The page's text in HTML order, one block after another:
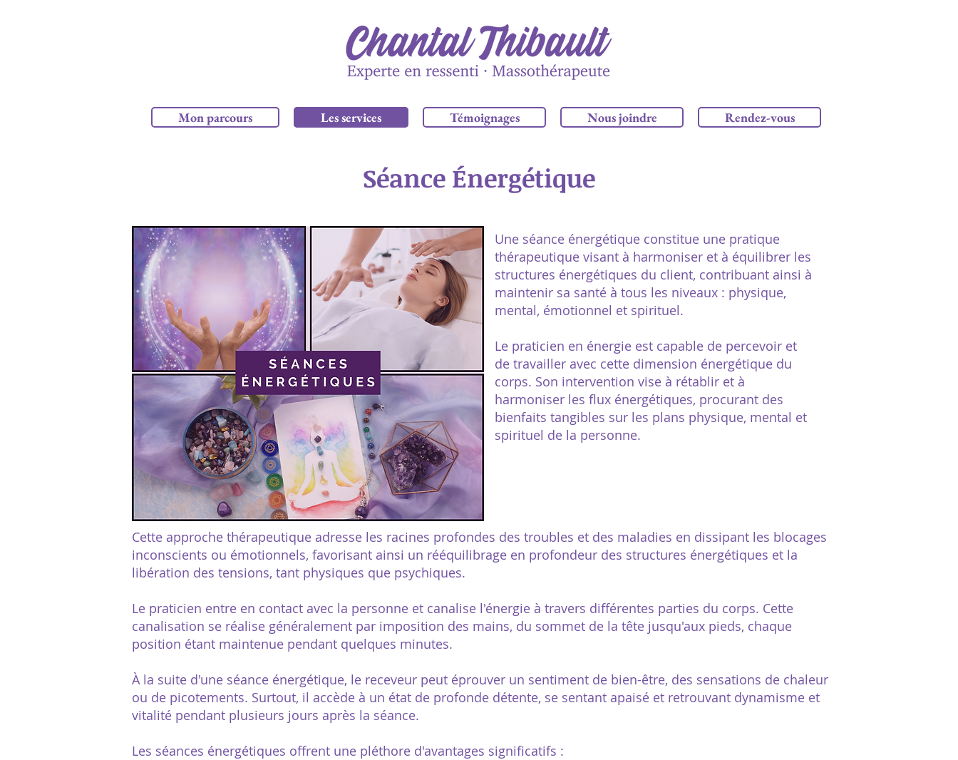
Mon parcours Les services Témoignages Nous joindre Rendez-vous
Séance Énergétique
Une séance énergétique constitue une pratique
thérapeutique visant à harmoniser et à équilibrer les
structures énergétiques du client, contribuant ainsi à
maintenir sa santé à tous les niveaux : physique,
mental, émotionnel et spirituel.
Le praticien en énergie est capable de percevoir et
de travailler avec cette dimension énergétique du
corps. Son intervention vise à rétablir et à
harmoniser les flux énergétiques, procurant des
bienfaits tangibles sur les plans physique, mental et
spirituel de la personne.
Cette approche thérapeutique adresse les racines profondes des troubles et des maladies en dissipant les blocages
inconscients ou émotionnels, favorisant ainsi un rééquilibrage en profondeur des structures énergétiques et la
libération des tensions, tant physiques que psychiques.
Le praticien entre en contact avec la personne et canalise l'énergie à travers différentes parties du corps. Cette
canalisation se réalise généralement par imposition des mains, du sommet de la tête jusqu'aux pieds, chaque
position étant maintenue pendant quelques minutes.
À la suite d'une séance énergétique, le receveur peut éprouver un sentiment de bien-être, des sensations de chaleur
ou de picotements. Surtout, il accède à un état de profonde détente, se sentant apaisé et retrouvant dynamisme et
vitalité pendant plusieurs jours après la séance.
Les séances énergétiques offrent une pléthore d'avantages significatifs :